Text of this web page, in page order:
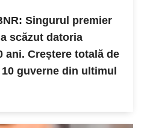
Singurul premier
scăzut datoria
ani. Creștere totală de
guverne din ultimul